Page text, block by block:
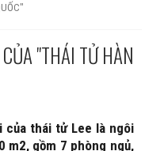
"THÁI TỬ HÀN
của thái tử Lee là ngôi
m2, gồm 7 phòng ngủ,